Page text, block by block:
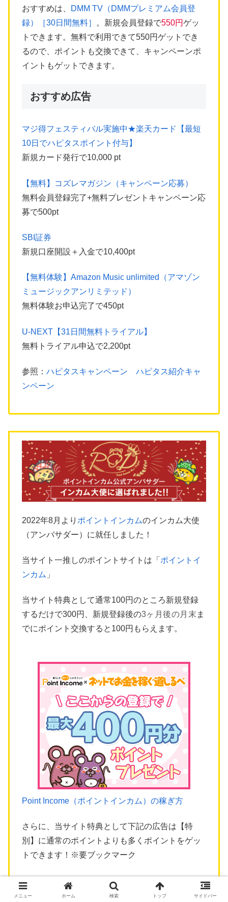
おすすめは、
DMM TV（DMMプレミアム会員登
録）［30日間無料］
。新規会員登録で550円ゲッ
トできます。無料で利用できて550円ゲットでき
るので、ポイントも交換できて、キャンペーンポ
イントもゲットできます。
おすすめ広告
マジ得フェスティバル実施中★楽天カード【最短
10日でハピタスポイント付与】
新規カード発行で10,000 pt
【無料】コズレマガジン（キャンペーン応募）
無料会員登録完了+無料プレゼントキャンペーン応
募で500pt
SBI証券
新規口座開設＋入金で10,400pt
【無料体験】Amazon Music unlimited（アマゾン
ミュージックアンリミテッド）
無料体験お申込完了で450pt
U-NEXT【31日間無料トライアル】
無料トライアル申込で2,200pt
参照： ハピタスキャンペーン ハピタス紹介キャ
ンペーン
2022年8月より ポイントインカムのインカム大使
（アンバサダー）に就任しました！
当サイト一推しのポイントサイトは「 ポイントイ
ンカム 」
当サイト特典として通常100円のところ新規登録
するだけで300円、新規登録後の3ヶ月後の月末 ま
でにポイント交換すると100円もらえます。
Point Income（ポイントインカム）の稼ぎ方
さらに、当サイト特典として下記の広告は【特
別】に通常のポイントよりも多くポイントをゲッ
トできます！※要ブックマーク
参照：
ポイントインカム 当サイト特典【特別
URL】一覧
メニュー ホーム 検索 トップ サイドバー